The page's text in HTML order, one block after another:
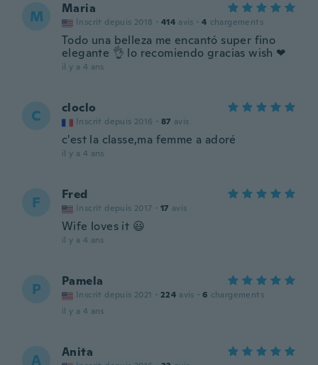
M Maria
Inscrit depuis 2018 · 414 avis · 4 chargements
Todo una belleza me encantó super fino
elegante 👌 lo recomiendo gracias wish ❤
il y a 4 ans
C cloclo
Inscrit depuis 2016 · 87 avis
c'est la classe,ma femme a adoré
il y a 4 ans
F Fred
Inscrit depuis 2017 · 17 avis
Wife loves it 😃
il y a 4 ans
P Pamela
Inscrit depuis 2021 · 224 avis · 6 chargements
il y a 4 ans
A Anita